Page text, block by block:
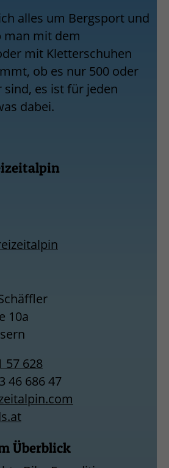
alles um Bergsport und
man mit dem
mit Kletterschuhen
ob es nur 500 oder
sind, es ist für jeden
dabei.
10a
57 628
46 686 47
Überblick